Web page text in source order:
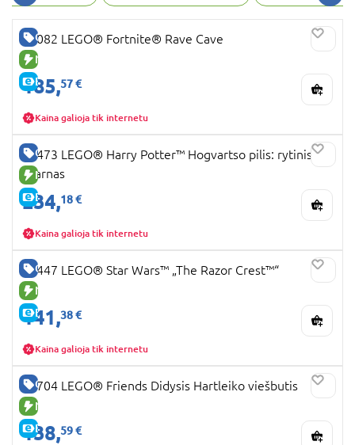
GERA KAINA
NAUJA PREKĖ
E-KAINA
77082 LEGO® Fortnite® Rave Cave
185,57 €
Kaina galioja tik internetu
GERA KAINA
NAUJA PREKĖ
E-KAINA
76473 LEGO® Harry Potter™ Hogvartso pilis: rytinis
sparnas
234,18 €
Kaina galioja tik internetu
GERA KAINA
NAUJA PREKĖ
E-KAINA
75447 LEGO® Star Wars™ „The Razor Crest™“
141,38 €
Kaina galioja tik internetu
GERA KAINA
NAUJA PREKĖ
E-KAINA
42704 LEGO® Friends Didysis Hartleiko viešbutis
138,59 €